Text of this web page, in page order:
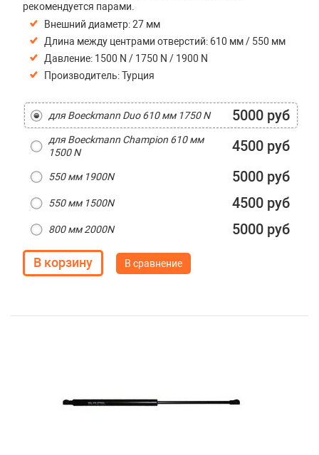
рекомендуется парами.
Внешний диаметр:27 мм
Длина между центрами отверстий: 610 мм / 550 мм
Давление: 1500 N / 1750 N / 1900 N
Производитель: Турция
для Boeckmann Duo 610 мм 1750 N 5000 руб
для Boeckmann Champion 610 мм
1500 N
4500 руб
550 мм 1900N 5000 руб
550 мм 1500N 4500 руб
800 мм 2000N 5000 руб
В сравнение